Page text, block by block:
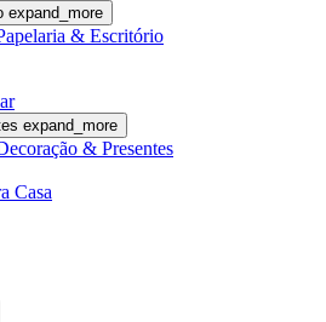
expand_more
& Escritório
expand_more
& Presentes
Casa